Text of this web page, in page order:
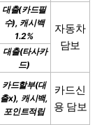
대출(카드필
수), 캐시백
1.2%
자동차
담보
대출(타사카
드)
카드할부(대
출x), 캐시백,
포인트적립
카드신
용 담보